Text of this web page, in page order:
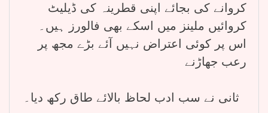
کروانے کی بجائے اپنی قطرینہ کی ڈیلیٹ
کروائیں ملینز میں اسکے بھی فالورز ہیں۔
اس پر کوئی اعتراض نہیں آئے بڑے مجھ پر
رعب جھاڑنے